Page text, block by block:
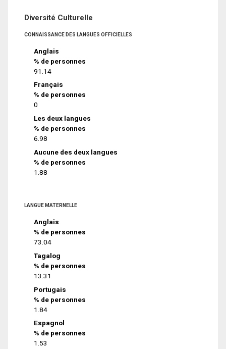
Diversité Culturelle
CONNAISSANCE DES LANGUES OFFICIELLES
Anglais
% de personnes
91.14
Français
% de personnes
0
Les deux langues
% de personnes
6.98
Aucune des deux langues
% de personnes
1.88
LANGUE MATERNELLE
Anglais
% de personnes
73.04
Tagalog
% de personnes
13.31
Portugais
% de personnes
1.84
Espagnol
% de personnes
1.53